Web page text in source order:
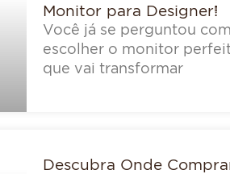
Monitor para Designer!
Você já se perguntou
escolher o monitor
que vai transformar
Descubra Onde